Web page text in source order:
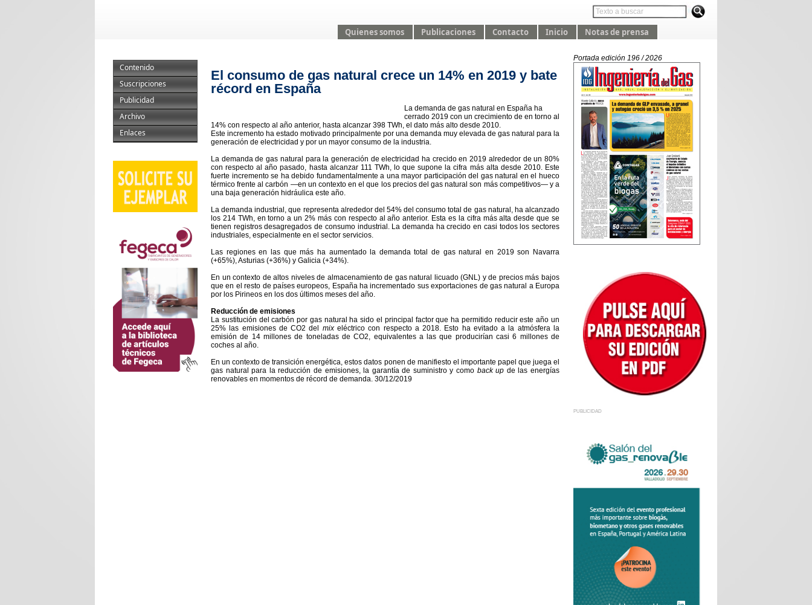
Quienes somos Publicaciones Contacto Inicio Notas de prensa
Contenido
Suscripciones
Publicidad
Archivo
Enlaces
El consumo de gas natural crece un 14% en 2019 y bate
récord en España
La demanda de gas natural en España ha
cerrado 2019 con un crecimiento de en torno al
14% con respecto al año anterior, hasta alcanzar 398 TWh, el dato más alto desde 2010.
Este incremento ha estado motivado principalmente por una demanda muy elevada de gas natural para la
generación de electricidad y por un mayor consumo de la industria.
La demanda de gas natural para la generación de electricidad ha crecido en 2019 alrededor de un 80%
con respecto al año pasado, hasta alcanzar 111 TWh, lo que supone la cifra más alta desde 2010. Este
fuerte incremento se ha debido fundamentalmente a una mayor participación del gas natural en el hueco
térmico frente al carbón —en un contexto en el que los precios del gas natural son más competitivos— y a
una baja generación hidráulica este año.
La demanda industrial, que representa alrededor del 54% del consumo total de gas natural, ha alcanzado
los 214 TWh, en torno a un 2% más con respecto al año anterior. Esta es la cifra más alta desde que se
tienen registros desagregados de consumo industrial. La demanda ha crecido en casi todos los sectores
industriales, especialmente en el sector servicios.
Las regiones en las que más ha aumentado la demanda total de gas natural en 2019 son Navarra
(+65%), Asturias (+36%) y Galicia (+34%).
En un contexto de altos niveles de almacenamiento de gas natural licuado (GNL) y de precios más bajos
que en el resto de países europeos, España ha incrementado sus exportaciones de gas natural a Europa
por los Pirineos en los dos últimos meses del año.
Reducción de emisiones
La sustitución del carbón por gas natural ha sido el principal factor que ha permitido reducir este año un
25% las emisiones de CO2 del mix eléctrico con respecto a 2018. Esto ha evitado a la atmósfera la
emisión de 14 millones de toneladas de CO2, equivalentes a las que producirían casi 6 millones de
coches al año.
En un contexto de transición energética, estos datos ponen de manifiesto el importante papel que juega el
gas natural para la reducción de emisiones, la garantía de suministro y como back up de las energías
renovables en momentos de récord de demanda. 30/12/2019
Portada edición 196 / 2026
PUBLICIDAD